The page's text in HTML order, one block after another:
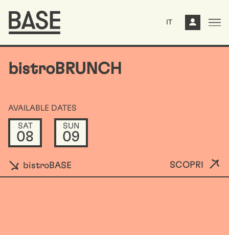
IT
bistroBRUNCH
AVAILABLE DATES
SAT
08
SUN
09
bistroBASE SCOPRI